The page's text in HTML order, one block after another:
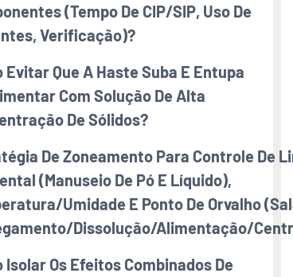
(tempo De CIP/SIP, Uso De
Verificação)?
Evitar Que A Haste Suba E Entupa
Com Solução De Alta
De Sólidos?
De Zoneamento Para Controle De
(manuseio De Pó E Líquido),
umidade E Ponto De Orvalho
dissolução/alimentação/
Isolar Os Efeitos Combinados De